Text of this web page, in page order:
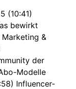
(10:41)
bewirkt
&
der
Modelle
Influencer-